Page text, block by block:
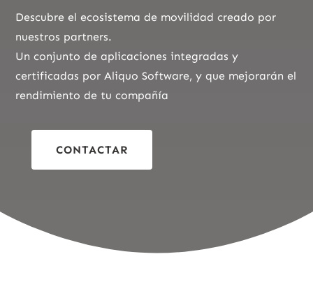
Descubre el ecosistema de movilidad creado por
nuestros partners.
Un conjunto de aplicaciones integradas y
certificadas por Aliquo Software, y que mejorarán el
rendimiento de tu compañía
CONTACTAR